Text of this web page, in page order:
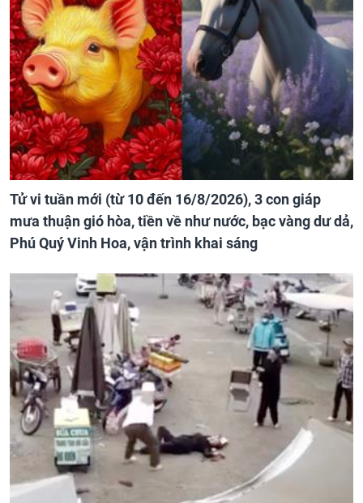
Tử vi tuần mới (từ 10 đến 16/8/2026), 3 con giáp
mưa thuận gió hòa, tiền về như nước, bạc vàng dư dả,
Phú Quý Vinh Hoa, vận trình khai sáng